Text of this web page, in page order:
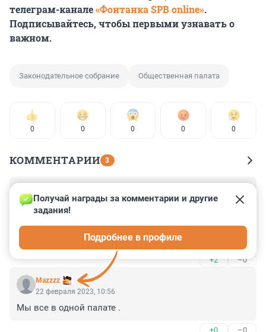
телеграм-канале«Фонтанка SPB online».
Подписывайтесь, чтобы первыми узнавать о
важном.
Законодательное собрание Общественная палата
0 0 0 0 0
КОММЕНТАРИИ 3
22 февраля 2023, 10:58
Сервильных бюджетников снова нагонят туда и
разных деятелей культуры типа семейства Боярских и
+2 –0
Mazzzz
Получай награды за комментарии и другие
задания!
Подробнее в профиле
22 февраля 2023, 10:56
Мы все в одной палате .
+0 –0